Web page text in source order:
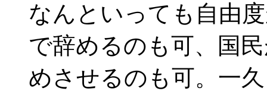
なんといっても自由
で辞めるのも可、国
めさせるのも可。一